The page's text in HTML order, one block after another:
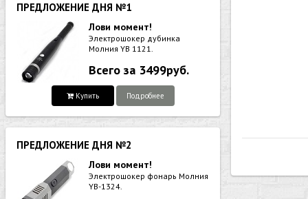
ПРЕДЛОЖЕНИЕ ДНЯ №1
Лови момент!
Электрошокер дубинка
Молния YB 1121.
Всего за 3499руб.
Купить Подробнее
ПРЕДЛОЖЕНИЕ ДНЯ №2
Лови момент!
Электрошокер фонарь Молния
YB-1324.